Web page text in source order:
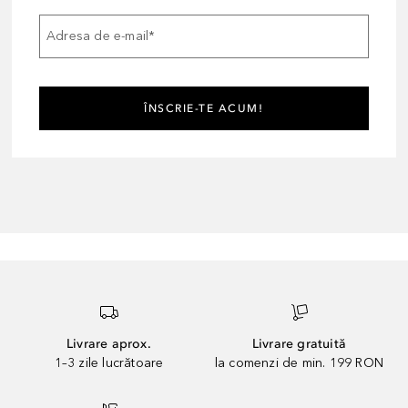
Adresa de e-mail*
ÎNSCRIE-TE ACUM!
Livrare aprox.
1–3 zile lucrătoare
Livrare gratuită
la comenzi de min. 199 RON